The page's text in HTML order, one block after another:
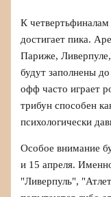
К
достигает пика.
Париже,
будут заполнены
офф часто играет
трибун способен
психологически
Особое внимание
и 15 апреля.
"Ливерпуль",